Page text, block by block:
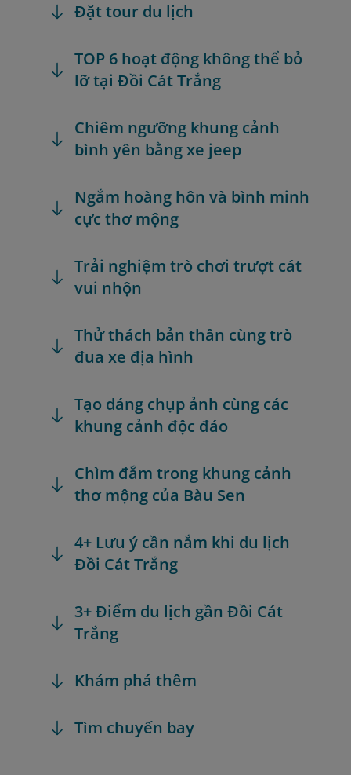
Đặt tour du lịch
TOP 6 hoạt động không thể bỏ
lỡ tại Đồi Cát Trắng
Chiêm ngưỡng khung cảnh
bình yên bằng xe jeep
Ngắm hoàng hôn và bình minh
cực thơ mộng
Trải nghiệm trò chơi trượt cát
vui nhộn
Thử thách bản thân cùng trò
đua xe địa hình
Tạo dáng chụp ảnh cùng các
khung cảnh độc đáo
Chìm đắm trong khung cảnh
thơ mộng của Bàu Sen
4+ Lưu ý cần nắm khi du lịch
Đồi Cát Trắng
3+ Điểm du lịch gần Đồi Cát
Trắng
Khám phá thêm
Tìm chuyến bay